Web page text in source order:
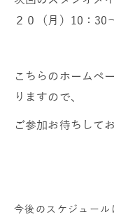
２０（月）10：30
こちらのホームペ
りますので、
ご参加お待ちして
今後のスケジュール